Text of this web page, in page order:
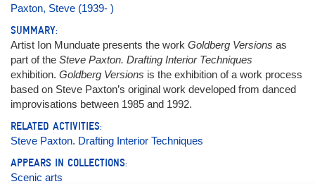
Paxton, Steve (1939- )
SUMMARY:
Artist Ion Munduate presents the work Goldberg Versions as
part of the Steve Paxton. Drafting Interior Techniques
exhibition. Goldberg Versions is the exhibition of a work process
based on Steve Paxton’s original work developed from danced
improvisations between 1985 and 1992.
RELATED ACTIVITIES:
Steve Paxton. Drafting Interior Techniques
APPEARS IN COLLECTIONS:
Scenic arts